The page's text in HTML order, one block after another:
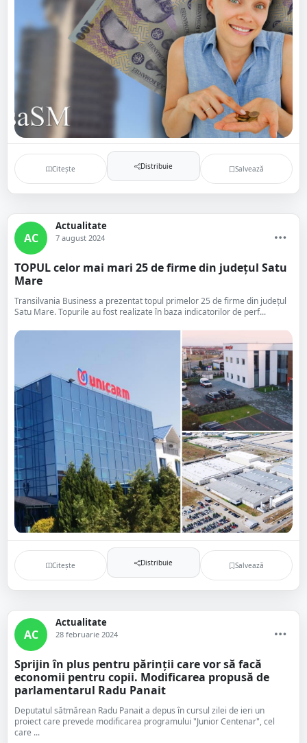
Citește Distribuie Salvează
AC
Actualitate
7 august 2024
TOPUL celor mai mari 25 de firme din județul Satu
Mare
Transilvania Business a prezentat topul primelor 25 de firme din județul
Satu Mare. Topurile au fost realizate în baza indicatorilor de perf...
Citește Distribuie Salvează
AC
Actualitate
28 februarie 2024
Sprijin în plus pentru părinții care vor să facă
economii pentru copii. Modificarea propusă de
parlamentarul Radu Panait
Deputatul sătmărean Radu Panait a depus în cursul zilei de ieri un
proiect care prevede modificarea programului "Junior Centenar", cel
care ...